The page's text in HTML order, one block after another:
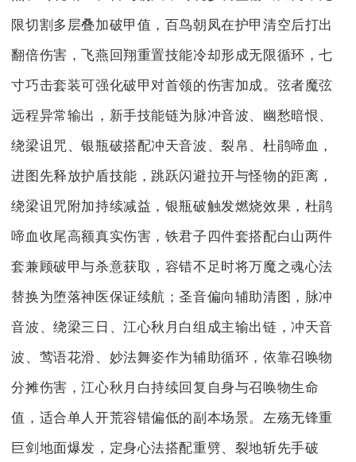
限切割多层叠加破甲值，百鸟朝凤在护甲清空后打出
翻倍伤害，飞燕回翔重置技能冷却形成无限循环，七
寸巧击套装可强化破甲对首领的伤害加成。弦者魔弦
远程异常输出，新手技能链为脉冲音波、幽愁暗恨、
绕梁诅咒、银瓶破搭配冲天音波、裂帛、杜鹃啼血，
进图先释放护盾技能，跳跃闪避拉开与怪物的距离，
绕梁诅咒附加持续减益，银瓶破触发燃烧效果，杜鹃
啼血收尾高额真实伤害，铁君子四件套搭配白山两件
套兼顾破甲与杀意获取，容错不足时将万魔之魂心法
替换为堕落神医保证续航；圣音偏向辅助清图，脉冲
音波、绕梁三日、江心秋月白组成主输出链，冲天音
波、莺语花滑、妙法舞姿作为辅助循环，依靠召唤物
分摊伤害，江心秋月白持续回复自身与召唤物生命
值，适合单人开荒容错偏低的副本场景。左殇无锋重
巨剑地面爆发，定身心法搭配重劈、裂地斩先手破